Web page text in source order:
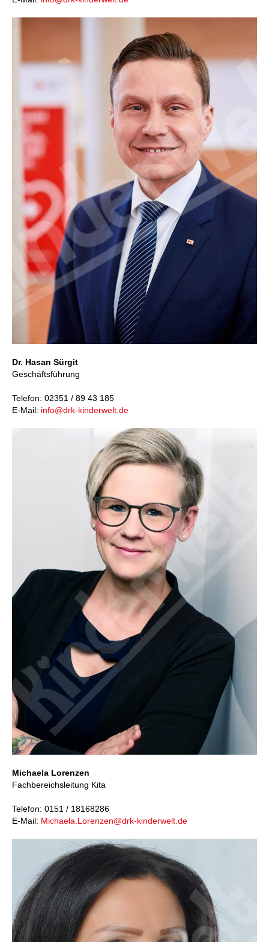
Dr. Hasan Sürgit
Geschäftsführung
Telefon: 02351 / 89 43 185
E-Mail: info@drk-kinderwelt.de
Michaela Lorenzen
Fachbereichsleitung Kita
Telefon: 0151 / 18168286
E-Mail: Michaela.Lorenzen@drk-kinderwelt.de